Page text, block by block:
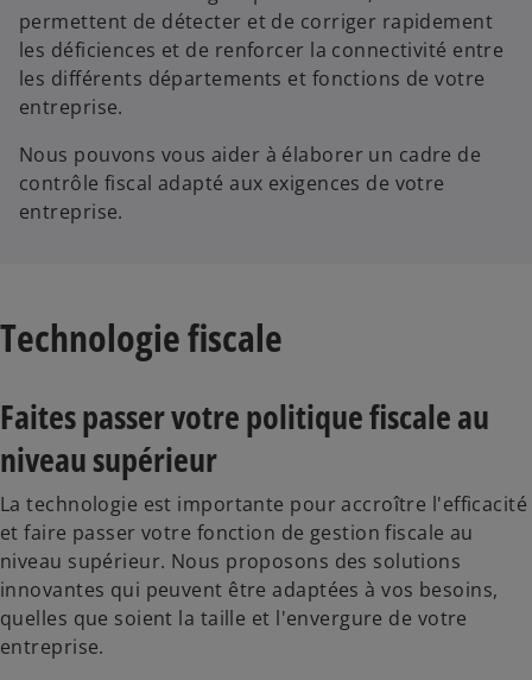
permettent de détecter et de corriger rapidement
les déficiences et de renforcer la connectivité entre
les différents départements et fonctions de votre
entreprise.
Nous pouvons vous aider à élaborer un cadre de
contrôle fiscal adapté aux exigences de votre
entreprise.
Technologie fiscale
Faites passer votre politique fiscale au
niveau supérieur
La technologie est importante pour accroître l'efficacité
et faire passer votre fonction de gestion fiscale au
niveau supérieur. Nous proposons des solutions
innovantes qui peuvent être adaptées à vos besoins,
quelles que soient la taille et l'envergure de votre
entreprise.